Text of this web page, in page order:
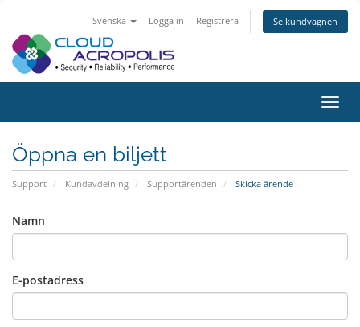
Svenska Logga in Registrera Se kundvagnen
Växla
Öppna en biljett
Support Kundavdelning Supportärenden Skicka ärende
Namn
E-postadress